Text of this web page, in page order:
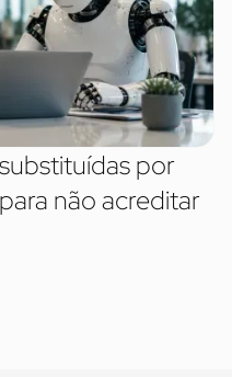
por
não acreditar